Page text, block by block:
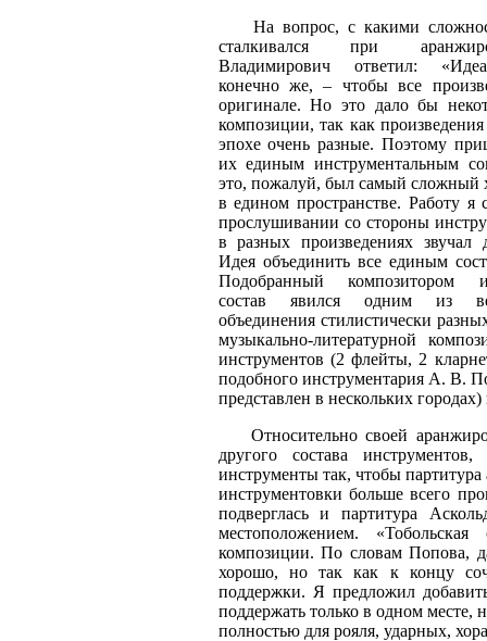
На вопрос, с какими
сталкивался при
Владимирович ответил:
конечно же, – чтобы все
оригинале. Но это дало бы
композиции, так как
эпохе очень разные. Поэтому
их единым инструментальным
это, пожалуй, был самый сложный
в едином пространстве. Работу я
прослушивании со стороны
в разных произведениях звучал
Идея объединить все единым
Подобранный композитором
состав явился одним из
объединения стилистически
музыкально-литературной
инструментов (2 флейты, 2
подобного инструментария А. В.
представлен в нескольких
Относительно своей
другого состава
инструменты так, чтобы партитура
инструментовки больше всего
подверглась и партитура
местоположением.
композиции. По словам Попова,
хорошо, но так как к концу
поддержки. Я предложил
поддержать только в одном месте,
полностью для рояля, ударных,